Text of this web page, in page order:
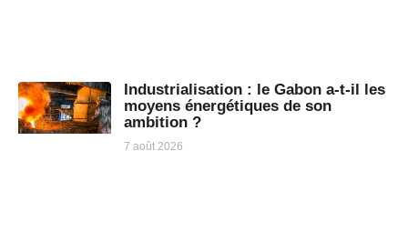
Industrialisation : le Gabon a-t-il les
moyens énergétiques de son
ambition ?
7 août 2026